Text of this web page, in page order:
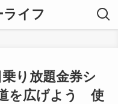
イフ
乗り放題金券シ
を広げよう 使